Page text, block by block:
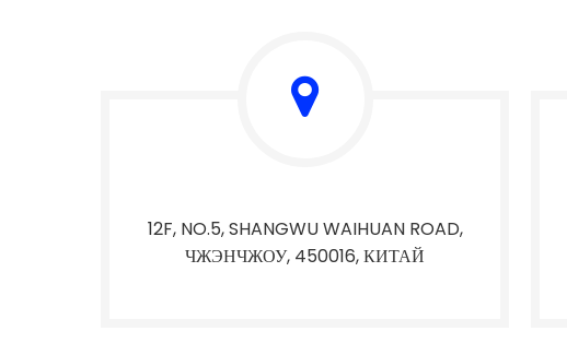
12F, NO.5, SHANGWU WAIHUAN ROAD,
ЧЖЭНЧЖОУ, 450016, КИТАЙ